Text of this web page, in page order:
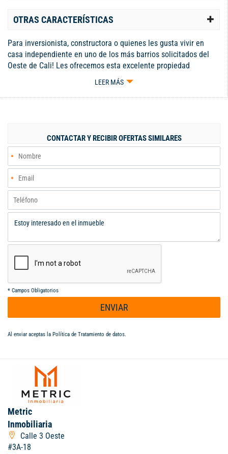
OTRAS CARACTERÍSTICAS
Para inversionista, constructora o quienes les gusta vivir en
casa independiente en uno de los más barrios solicitados del
Oeste de Cali! Les ofrecemos esta excelente propiedad
medianera de 3 niveles con el mejor de los PLUS: cuenta con
reuniones sociales (ideal construir una piscina, jacuzzi y BBQ!)
NIVEL 1: Hall de entrada Sala comedor independiente Baño
social Cocina integral NIVEL -1: Lavadero Alc y baño de servicio
Garaje 2 carros en línea cubierto Hab adicional con baño
completo Terraza en zona verde con estadero. NIVEL 2: Hall de
habitaciones 4 hab amplias con clóset (ppal con baño) Baño de
alcobas PRECIO: $930 MILLONES (menos de 3 mill el m2)
LEER MÁS
CONTACTAR Y RECIBIR OFERTAS SIMILARES
* Campos Obligatorios
ENVIAR
Al enviar aceptas la Política de Tratamiento de datos.
Metric
Inmobiliaria
Calle 3 Oeste
#3A-18